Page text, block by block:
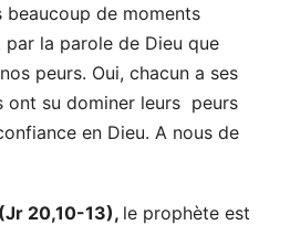
beaucoup de moments
par la parole de Dieu que
peurs. Oui, chacun a ses
ont su dominer leurs peurs
en Dieu. A nous de
20,10-13), le prophète est